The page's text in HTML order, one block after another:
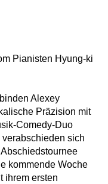
Pianisten Hyung-ki
Alexey
Präzision mit
Comedy-Duo
sich
kommende Woche
ihrem ersten